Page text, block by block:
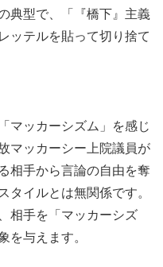
典型で、「『橋下』主義
ッテルを貼って切り捨て
マッカーシズム」を感じ
マッカーシー上院議員が
相手から言論の自由を奪
タイルとは無関係です。
相手を「マッカーシズ
を与えます。